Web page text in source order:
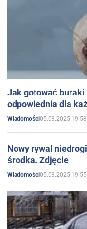
Jak gotować buraki
odpowiednia dla
Wiadomości05.03.2025 19:58
Nowy rywal
środka. Zdjęcie
Wiadomości05.03.2025 19:55